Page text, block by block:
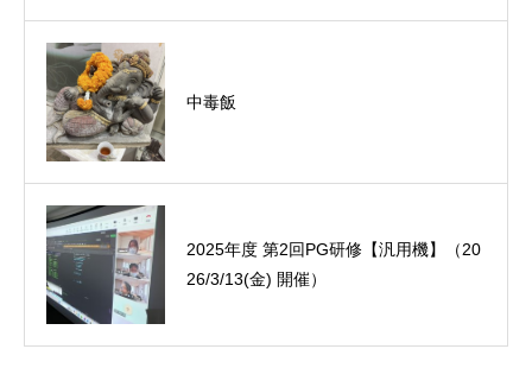
中毒飯
2025年度 第2回PG研修【汎用機】（20
26/3/13(金) 開催）
オーミック2022年4月入社式